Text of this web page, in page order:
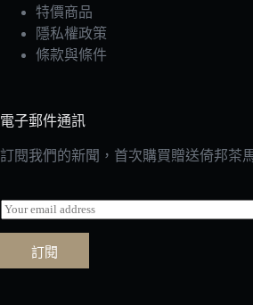
特價商品
隱私權政策
條款與條件
電子郵件通訊
訂閱我們的新聞，首次購買贈送倚邦茶
E
m
a
l
訂閱